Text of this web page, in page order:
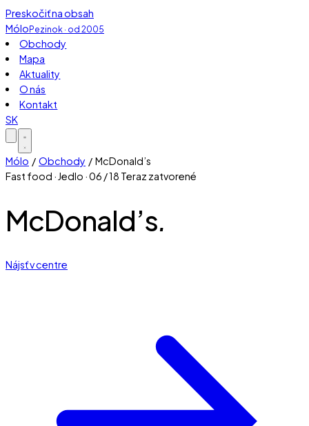
Preskočiť na obsah
Mólo Pezinok · od 2005
Obchody
Mapa
Aktuality
O nás
Kontakt
SK
Mólo / Obchody / McDonald’s
Fast food · Jedlo · 06 / 18 Teraz zatvorené
McDonald’s.
Nájsť v centre